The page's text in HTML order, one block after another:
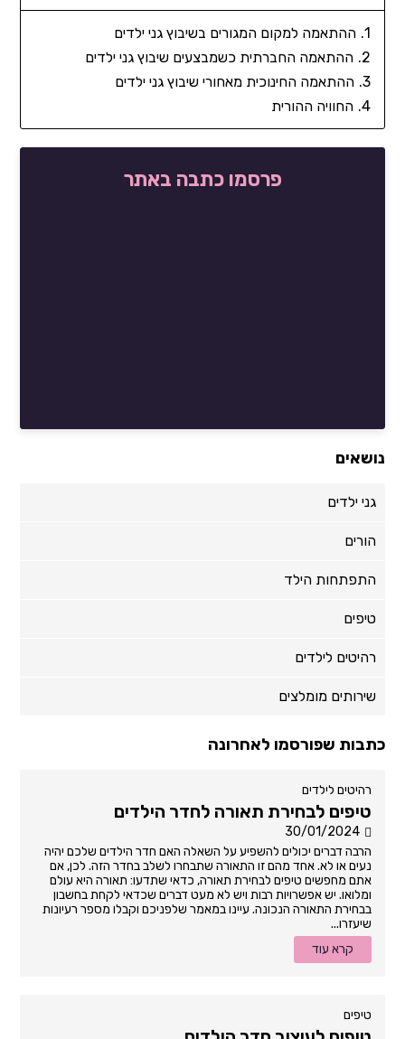
ההתאמה למקום המגורים בשיבוץ גני ילדים
ההתאמה החברתית כשמבצעים שיבוץ גני ילדים
ההתאמה החינוכית מאחורי שיבוץ גני ילדים
החוויה ההורית
פרסמו כתבה באתר
נושאים
גני ילדים
הורים
התפתחות הילד
טיפים
רהיטים לילדים
שירותים מומלצים
כתבות שפורסמו לאחרונה
רהיטים לילדים
טיפים לבחירת תאורה לחדר הילדים
30/01/2024
הרבה דברים יכולים להשפיע על השאלה האם חדר הילדים שלכם יהיה
נעים או לא. אחד מהם זו התאורה שתבחרו לשלב בחדר הזה. לכן, אם
אתם מחפשים טיפים לבחירת תאורה, כדאי שתדעו: תאורה היא עולם
ומלואו. יש אפשרויות רבות ויש לא מעט דברים שכדאי לקחת בחשבון
בבחירת התאורה הנכונה. עיינו במאמר שלפניכם וקבלו מספר רעיונות
שיעזרו...
קרא עוד
טיפים